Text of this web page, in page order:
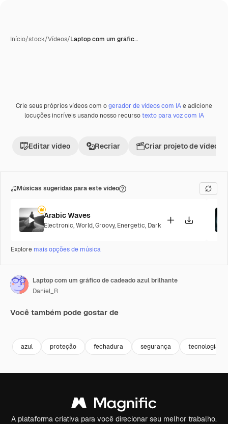
Início/stock/Vídeos/Laptop com um gráfic…
PremiumGerada com IA
Crie seus próprios vídeos com ogerador de vídeos com IAe adicione
locuções incríveis usando nosso recursotexto para voz com IA
Editar vídeo Recriar Criar projeto de vídeo
Músicas sugeridas para este vídeo
Arabic Waves
Electronic,World,Groovy, Energetic, Dark
Explore mais opções de música
Laptop com um gráfico de cadeado azul brilhante
Daniel_R
Você também pode gostar de
azul proteção fechadura segurança tecnologia
A plataforma criativa para você direcionar seu melhor trabalho.